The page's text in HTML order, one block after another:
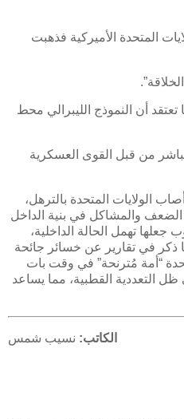
المتحدة الأميركية فذهبت
تعتقد أن النموذج الليبرالي محط
مباشر من قبل القوى العسكرية
الولايات المتحدة بالترهل،
والمشاكل في بنية الداخل
جعلها تهمل الحالة الداخلية،
ذكر في تقارير عن خسائر جائحة
“أمة مُترنحة” في وقت بات
ظل التعددية القطبية، مما يساعد
الكاتب: نسيب شمس